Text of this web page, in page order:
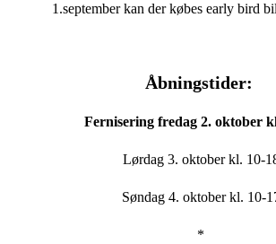
1.september kan der købes early bird
Åbningstider:
Fernisering fredag 2. oktober
Lørdag 3. oktober kl. 10-
Søndag 4. oktober kl. 10-
*